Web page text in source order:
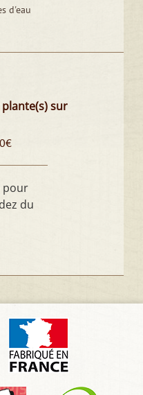
30,00€
d'eau
sur
€Plage
prix :
25,00€
pour
du